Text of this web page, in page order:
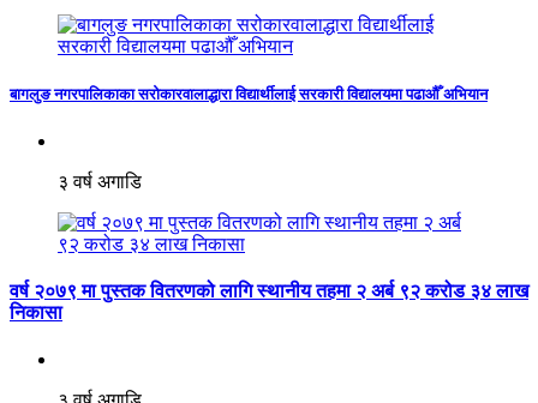
बागलुङ नगरपालिकाका सरोकारवालाद्धारा विद्यार्थीलाई सरकारी विद्यालयमा पढाऔँ अभियान
३ वर्ष अगाडि
वर्ष २०७९ मा पुस्तक वितरणको लागि स्थानीय तहमा २ अर्ब ९२ करोड ३४ लाख
निकासा